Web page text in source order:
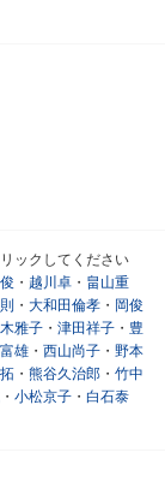
ックしてください
・ 越川卓 ・ 畠山重
・ 大和田倫孝 ・ 岡俊
雅子 ・ 津田祥子 ・ 豊
雄 ・ 西山尚子 ・ 野本
・ 熊谷久治郎 ・ 竹中
・ 小松京子 ・ 白石泰